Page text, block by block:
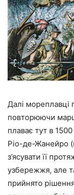
Далі мореплавці
повторюючи
плаває тут в
Ріо-де-Жанейро
з’ясувати її
узбережжя, але
прийнято